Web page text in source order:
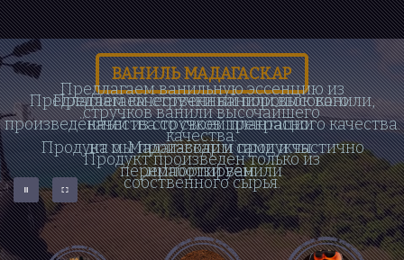
ВАНИЛЬ МАДАГАСКАР
Предлагаем ванильную эссенцию из
стручков ванили высочайшего
качества.
Продукт произведен только из
собственного сырья.
Предлагаем качественный порошок ванили,
произведённый из стручков прекрасного качества.
Продукт мы производим сами и частично
импортируем.
Предлагаем стручки ванили высокого
качества со своей плантации
на о. Мадагаскар и продукты
переработки ванили